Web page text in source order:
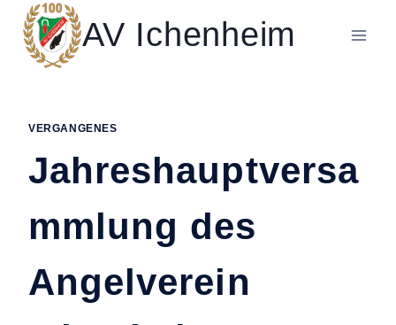
Zum
Inhalt
springen
AV Ichenheim
VERGANGENES
Jahreshauptversa
mmlung des
Angelverein